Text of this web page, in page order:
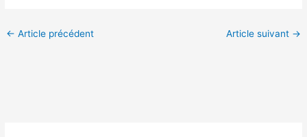
← Article précédent Article suivant →